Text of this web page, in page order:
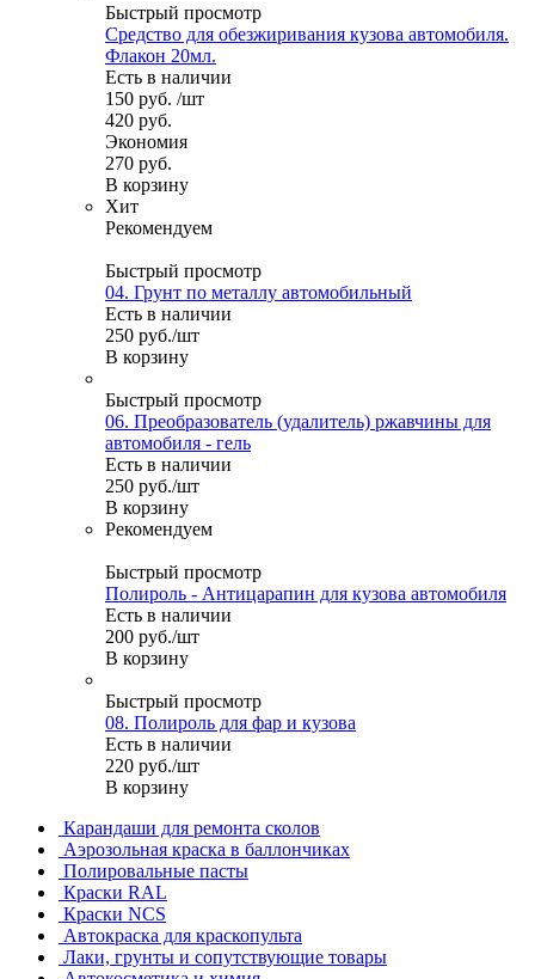
Быстрый просмотр
Средство для обезжиривания кузова автомобиля.
Флакон 20мл.
Есть в наличии
150 руб. /шт
420 руб.
Экономия
270 руб.
В корзину
Хит
Рекомендуем
Быстрый просмотр
04. Грунт по металлу автомобильный
Есть в наличии
250 руб./шт
В корзину
Быстрый просмотр
06. Преобразователь (удалитель) ржавчины для
автомобиля - гель
Есть в наличии
250 руб./шт
В корзину
Рекомендуем
Быстрый просмотр
Полироль - Антицарапин для кузова автомобиля
Есть в наличии
200 руб./шт
В корзину
Быстрый просмотр
08. Полироль для фар и кузова
Есть в наличии
220 руб./шт
В корзину
Карандаши для ремонта сколов
Аэрозольная краска в баллончиках
Полировальные пасты
Краски RAL
Краски NCS
Автокраска для краскопульта
Лаки, грунты и сопутствующие товары